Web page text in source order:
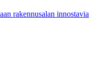
rakennusalan innostavia